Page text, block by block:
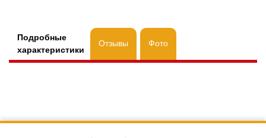
Подробные
характеристики
Отзывы Фото